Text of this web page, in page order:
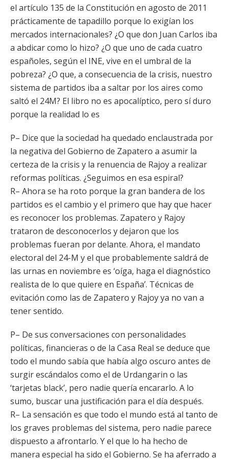
el artículo 135 de la Constitución en agosto de 2011
prácticamente de tapadillo porque lo exigían los
mercados internacionales? ¿O que don Juan Carlos iba
a abdicar como lo hizo? ¿O que uno de cada cuatro
españoles, según el INE, vive en el umbral de la
pobreza? ¿O que, a consecuencia de la crisis, nuestro
sistema de partidos iba a saltar por los aires como
saltó el 24M? El libro no es apocalíptico, pero sí duro
porque la realidad lo es
P– Dice que la sociedad ha quedado enclaustrada por
la negativa del Gobierno de Zapatero a asumir la
certeza de la crisis y la renuencia de Rajoy a realizar
reformas políticas. ¿Seguimos en esa espiral?
R– Ahora se ha roto porque la gran bandera de los
partidos es el cambio y el primero que hay que hacer
es reconocer los problemas. Zapatero y Rajoy
trataron de desconocerlos y dejaron que los
problemas fueran por delante. Ahora, el mandato
electoral del 24-M y el que probablemente saldrá de
las urnas en noviembre es ‘oíga, haga el diagnóstico
realista de lo que quiere en España’. Técnicas de
evitación como las de Zapatero y Rajoy ya no van a
tener sentido.
P– De sus conversaciones con personalidades
políticas, financieras o de la Casa Real se deduce que
todo el mundo sabía que había algo oscuro antes de
surgir escándalos como el de Urdangarin o las
‘tarjetas black’, pero nadie quería encararlo. A lo
sumo, buscar una justificación para el día después.
R– La sensación es que todo el mundo está al tanto de
los graves problemas del sistema, pero nadie parece
dispuesto a afrontarlo. Y el que lo ha hecho de
manera especial ha sido el Gobierno. Se ha aferrado a